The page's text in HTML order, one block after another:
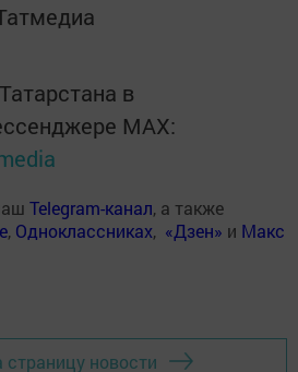
в
MАХ:
Telegram-канал, а также
, Одноклассниках, «Дзен» и Макс
страницу новости